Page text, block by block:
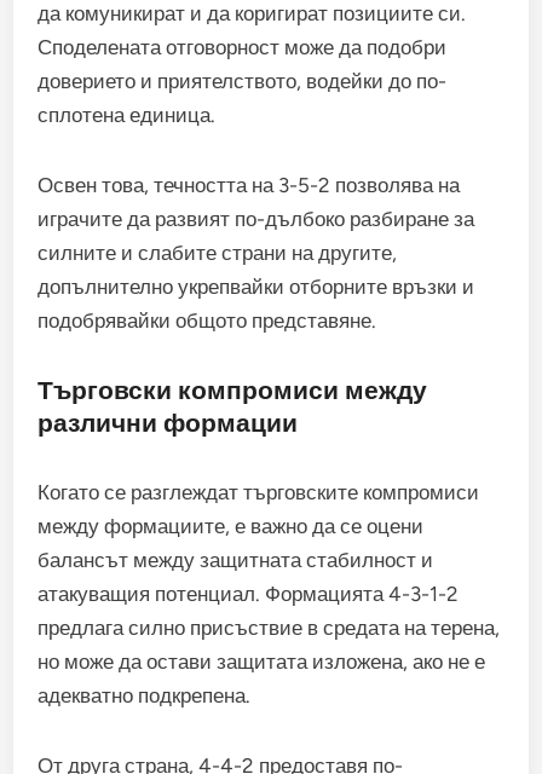
да комуникират и да коригират позициите си.
Споделената отговорност може да подобри
доверието и приятелството, водейки до по-
сплотена единица.
Освен това, течността на 3-5-2 позволява на
играчите да развият по-дълбоко разбиране за
силните и слабите страни на другите,
допълнително укрепвайки отборните връзки и
подобрявайки общото представяне.
Търговски компромиси между
различни формации
Когато се разглеждат търговските компромиси
между формациите, е важно да се оцени
балансът между защитната стабилност и
атакуващия потенциал. Формацията 4-3-1-2
предлага силно присъствие в средата на терена,
но може да остави защитата изложена, ако не е
адекватно подкрепена.
От друга страна, 4-4-2 предоставя по-